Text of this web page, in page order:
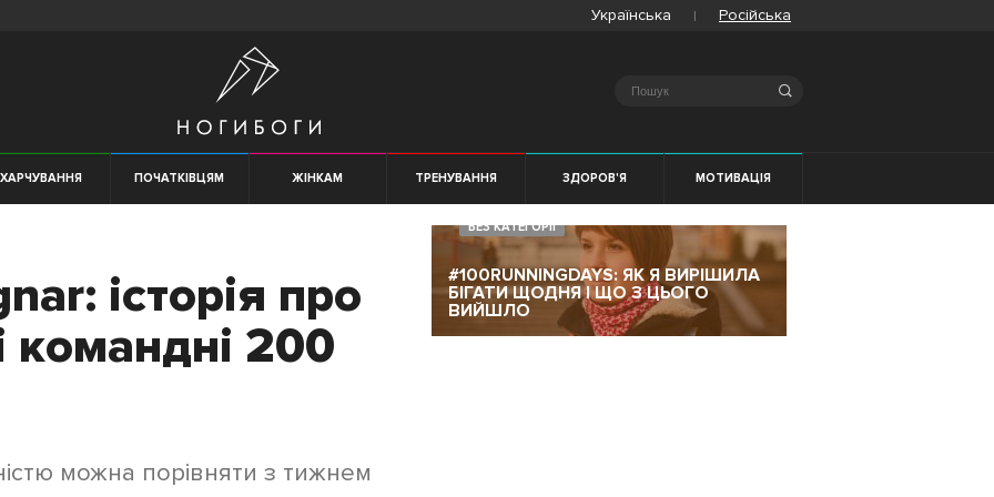
Українська Російська
Search
ХАРЧУВАННЯ ПОЧАТКІВЦЯМ ЖІНКАМ ТРЕНУВАННЯ ЗДОРОВ'Я МОТИВАЦІЯ
історія про
командні 200
можна порівняти з тижнем
БЕЗ КАТЕГОРІЇ
#100RUNNINGDAYS: ЯК Я ВИРІШИЛА
БІГАТИ ЩОДНЯ І ЩО З ЦЬОГО
ВИЙШЛО